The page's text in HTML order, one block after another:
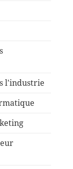
l'industrie